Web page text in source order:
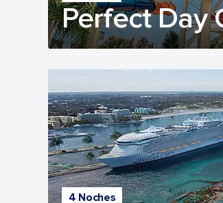
Perfect Day
4 Noches